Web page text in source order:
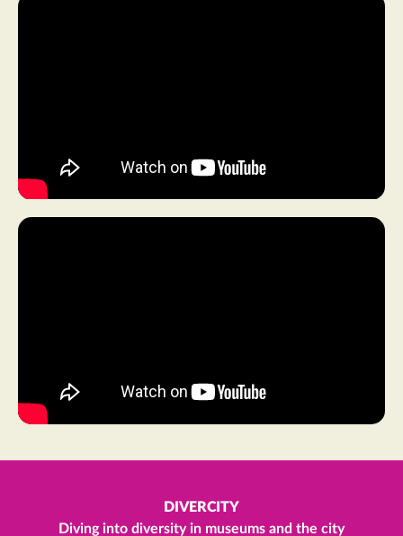
DIVERCITY
Diving into diversity in museums and the city